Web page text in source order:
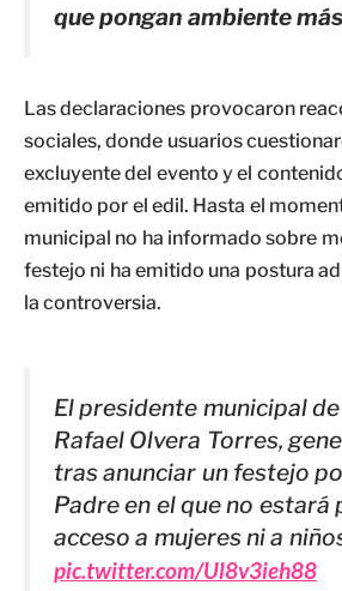
que pongan ambiente
Las declaraciones provocaron
sociales, donde usuarios
excluyente del evento y el
emitido por el edil. Hasta el
municipal no ha informado sobre
festejo ni ha emitido una postura
la controversia.
El presidente municipal
Rafael Olvera Torres,
tras anunciar un festejo
Padre en el que no
acceso a mujeres ni a
pic.twitter.com/Ul8v3ieh88